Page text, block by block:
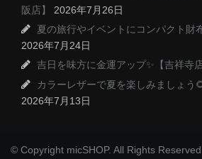
阪店】
2026年7月26日
夏の旅行やイベントにコンパクト財
2026年7月24日
吉日を味方に金運アップ✨【吉祥寺店
カラーレザーで夏を楽しみましょう
2026年7月13日
© Copyright micSHOP. All Rights Reserved.